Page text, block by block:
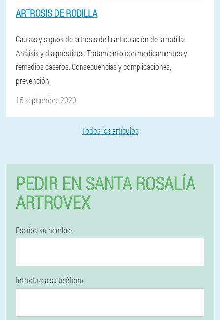
ARTROSIS DE RODILLA
Causas y signos de artrosis de la articulación de la rodilla.
Análisis y diagnósticos. Tratamiento con medicamentos y
remedios caseros. Consecuencias y complicaciones,
prevención.
15 septiembre 2020
Todos los artículos
PEDIR EN SANTA ROSALÍA
ARTROVEX
Escriba su nombre
Introduzca su teléfono